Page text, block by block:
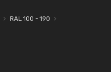
RAL 100 - 190